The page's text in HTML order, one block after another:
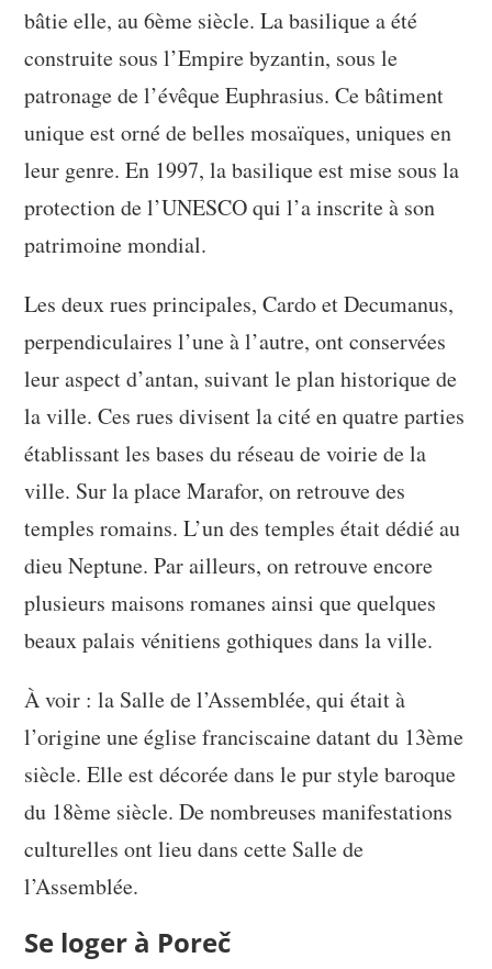
bâtie elle, au 6ème siècle. La basilique a été
construite sous l’Empire byzantin, sous le
patronage de l’évêque Euphrasius. Ce bâtiment
unique est orné de belles mosaïques, uniques en
leur genre. En 1997, la basilique est mise sous la
protection de l’UNESCO qui l’a inscrite à son
patrimoine mondial.
Les deux rues principales, Cardo et Decumanus,
perpendiculaires l’une à l’autre, ont conservées
leur aspect d’antan, suivant le plan historique de
la ville. Ces rues divisent la cité en quatre parties
établissant les bases du réseau de voirie de la
ville. Sur la place Marafor, on retrouve des
temples romains. L’un des temples était dédié au
dieu Neptune. Par ailleurs, on retrouve encore
plusieurs maisons romanes ainsi que quelques
beaux palais vénitiens gothiques dans la ville.
À voir : la Salle de l’Assemblée, qui était à
l’origine une église franciscaine datant du 13ème
siècle. Elle est décorée dans le pur style baroque
du 18ème siècle. De nombreuses manifestations
culturelles ont lieu dans cette Salle de
l’Assemblée.
Se loger à Poreč